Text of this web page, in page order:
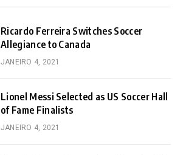
Ricardo Ferreira Switches Soccer
Allegiance to Canada
JANEIRO 4, 2021
Lionel Messi Selected as US Soccer Hall
of Fame Finalists
JANEIRO 4, 2021